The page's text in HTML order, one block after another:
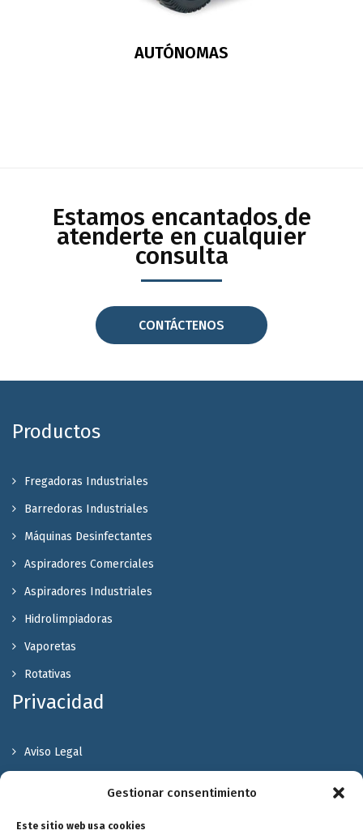
Gestionar consentimiento
Este sitio web usa cookies
AUTÓNOMAS
Estamos encantados de
atenderte en cualquier
consulta
CONTÁCTENOS
Productos
Fregadoras Industriales
Barredoras Industriales
Máquinas Desinfectantes
Aspiradores Comerciales
Aspiradores Industriales
Hidrolimpiadoras
Vaporetas
Rotativas
Privacidad
Aviso Legal